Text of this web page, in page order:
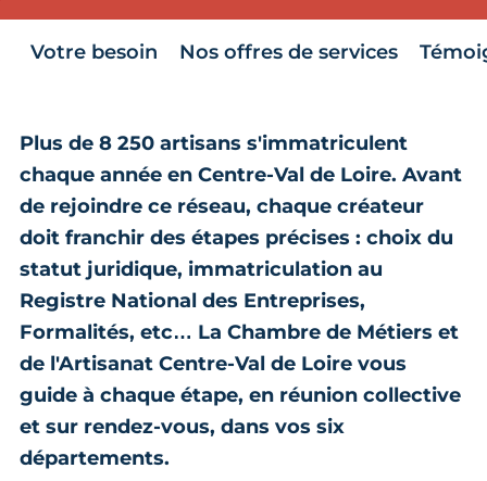
Votre besoin Nos offres de services
Plus de 8 250 artisans s'immatriculent
chaque année en Centre-Val de Loire. Avant
de rejoindre ce réseau, chaque créateur
doit franchir des étapes précises : choix du
statut juridique, immatriculation au
Registre National des Entreprises,
Formalités, etc… La Chambre de Métiers et
de l'Artisanat Centre-Val de Loire vous
guide à chaque étape, en réunion collective
et sur rendez-vous, dans vos six
départements.